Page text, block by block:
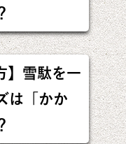
】雪駄を一
は「かか